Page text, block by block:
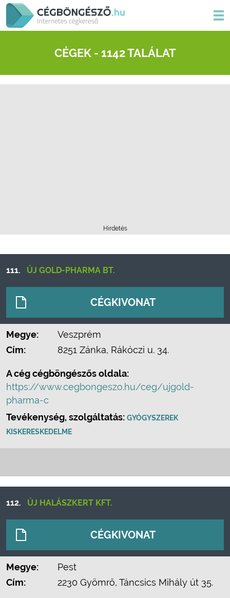
CÉGEK - 1142 TALÁLAT
Hirdetés
111. ÚJ GOLD-PHARMA BT.
CÉGKIVONAT
Megye:
Veszprém
Cím:
8251 Zánka, Rákóczi u. 34.
A cég cégböngészős oldala:
https://www.cegbongeszo.hu/ceg/ujgold-
pharma-c
Tevékenység, szolgáltatás: GYÓGYSZEREK
KISKERESKEDELME
112. ÚJ HALÁSZKERT KFT.
CÉGKIVONAT
Megye:
Pest
Cím:
2230 Gyömrő, Táncsics Mihály út 35.